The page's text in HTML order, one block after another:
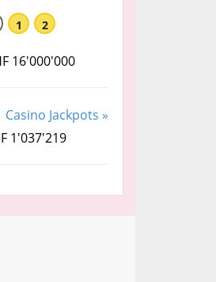
1 2
16'000'000
Casino Jackpots »
1'037'219